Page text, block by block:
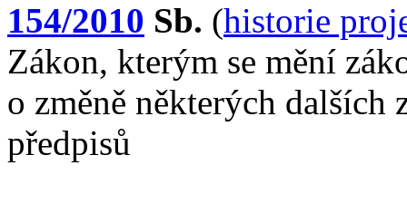
154/2010 Sb. (historie
Zákon, kterým se mění
o změně některých dalších
předpisů